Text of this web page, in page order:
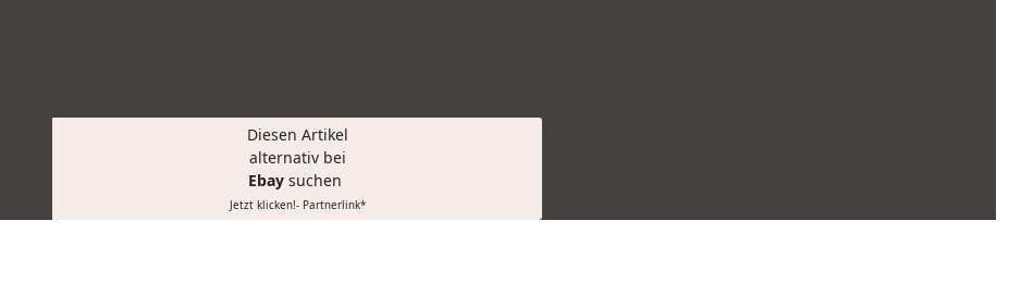
Diesen Artikel
alternativ bei
Ebay suchen
Jetzt klicken!- Partnerlink*